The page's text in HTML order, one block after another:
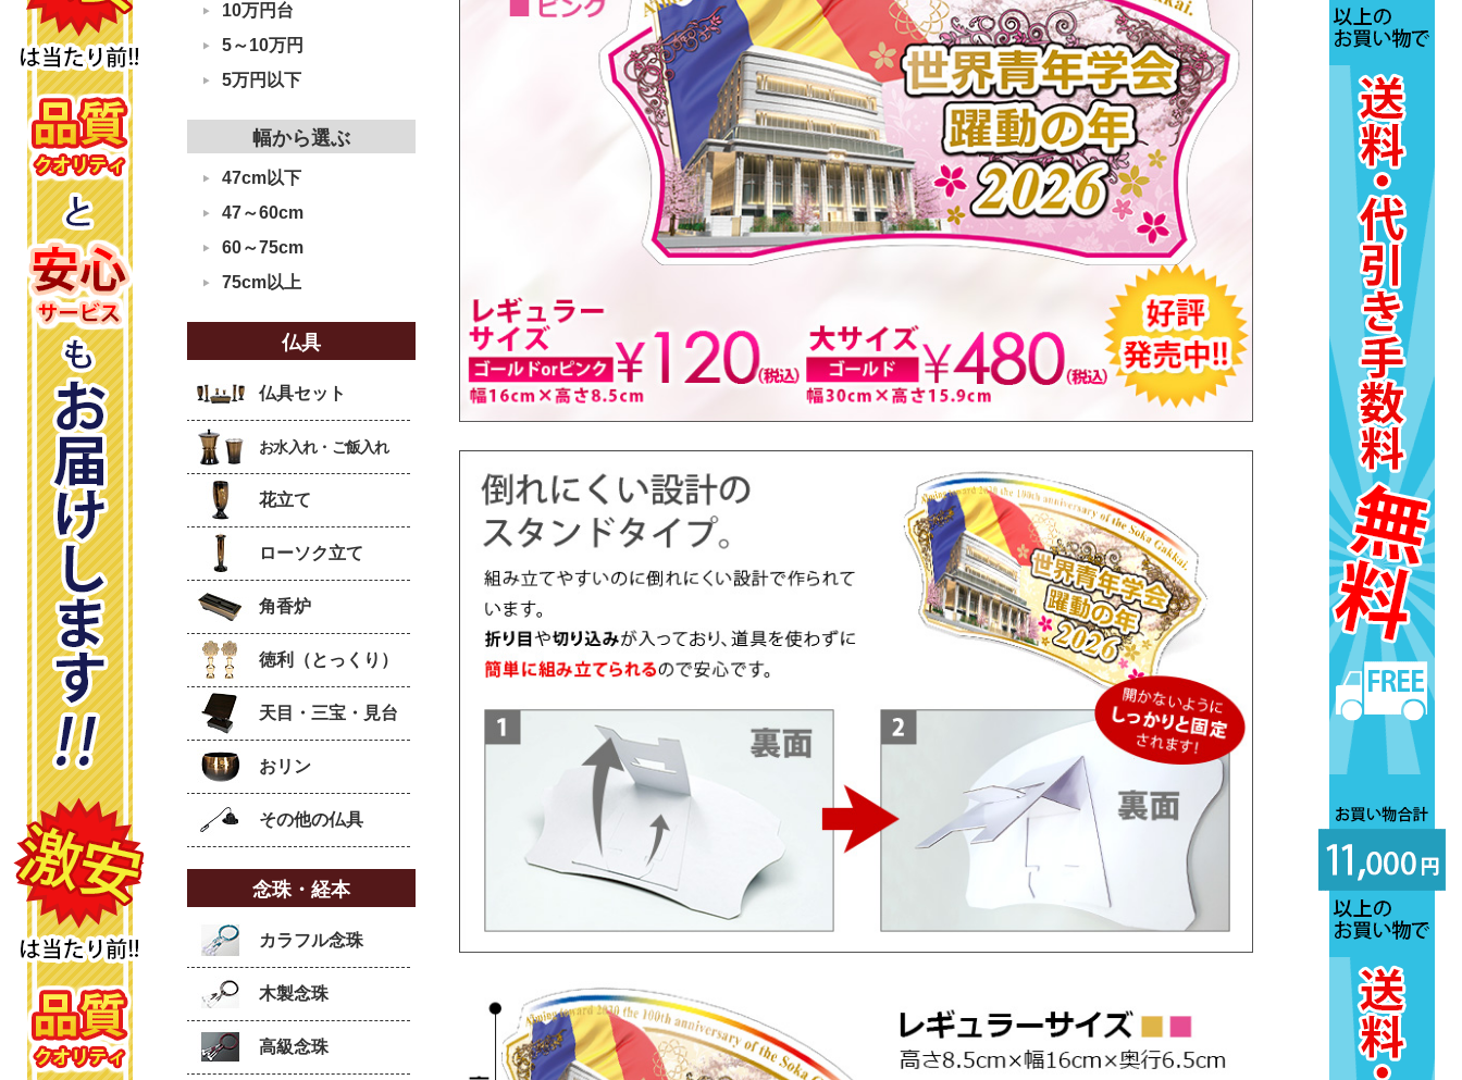
10万円台
5～10万円
5万円以下
幅から選ぶ
47cm以下
47～60cm
60～75cm
75cm以上
仏具
仏具セット
お水入れ・ご飯入れ
花立て
ローソク立て
角香炉
徳利（とっくり）
天目・三宝・見台
おリン
その他の仏具
念珠・経本
カラフル念珠
木製念珠
高級念珠